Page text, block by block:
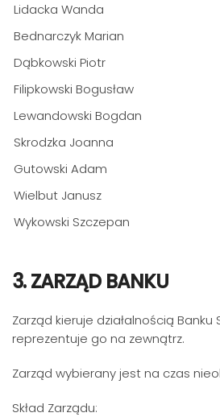
Lidacka Wanda
Bednarczyk Marian
Dąbkowski Piotr
Filipkowski Bogusław
Lewandowski Bogdan
Skrodzka Joanna
Gutowski Adam
Wielbut Janusz
Wykowski Szczepan
3. ZARZĄD BANKU
Zarząd kieruje działalnością Banku
reprezentuje go na zewnątrz.
Zarząd wybierany jest na czas
Skład Zarządu: